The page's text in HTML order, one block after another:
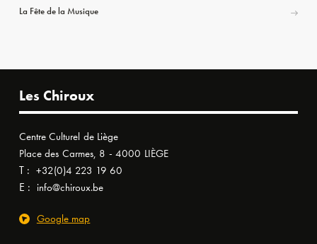
La Fête de la Musique
Les Chiroux
Centre Culturel de Liège
Place des Carmes, 8 - 4000 LIÈGE
T : +32(0)4 223 19 60
E : info@chiroux.be
Google map